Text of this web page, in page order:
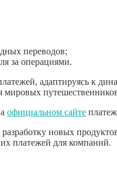
переводов;
за операциями.
адаптируясь к
официальном сайте
новых
платежей для компаний.